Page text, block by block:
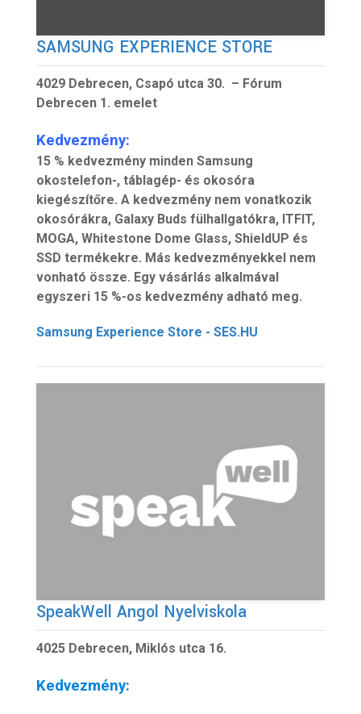
SAMSUNG EXPERIENCE STORE
4029 Debrecen, Csapó utca 30. – Fórum
Debrecen 1. emelet
Kedvezmény:
15 % kedvezmény minden Samsung
okostelefon-, táblagép- és okosóra
kiegészítőre. A kedvezmény nem vonatkozik
okosórákra, Galaxy Buds fülhallgatókra, ITFIT,
MOGA, Whitestone Dome Glass, ShieldUP és
SSD termékekre. Más kedvezményekkel nem
vonható össze. Egy vásárlás alkalmával
egyszeri 15 %-os kedvezmény adható meg.
Samsung Experience Store - SES.HU
SpeakWell Angol Nyelviskola
4025 Debrecen, Miklós utca 16.
Kedvezmény: